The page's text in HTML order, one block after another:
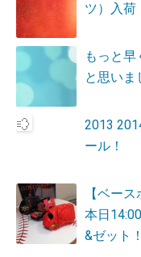
ツ）入荷
もっと
と思いま
2013
ール！
【ベー
本日
&ゼット！